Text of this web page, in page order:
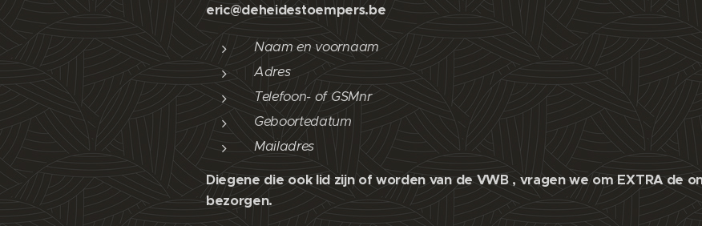
eric@deheidestoempers.be
Naam en voornaam
Adres
Telefoon- of GSMnr
Geboortedatum
Mailadres
Diegene die ook lid zijn of worden van de VWB , vragen we om EXTRA de
bezorgen.